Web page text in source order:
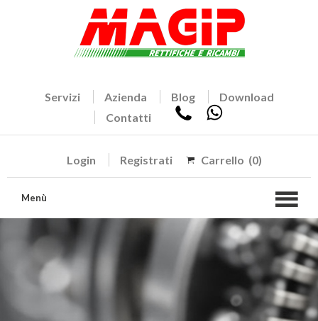
Servizi Azienda Blog
Download
Contatti
Login Registrati Carrello (0)
Menù